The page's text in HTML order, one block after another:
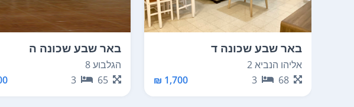
באר שבע שכונה ד
אליהו הנביא 2
68
3
1,700 ₪
באר שבע שכונה ה
הגלבוע 8
65
3
₪